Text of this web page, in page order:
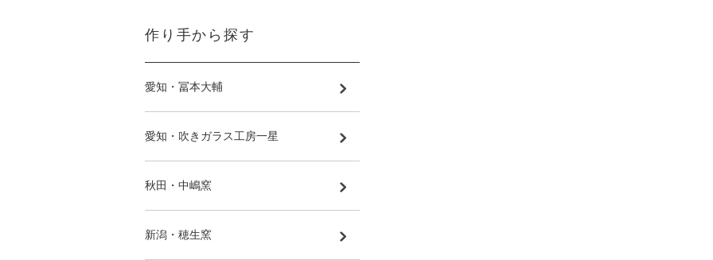
作り手から探す
愛知・冨本大輔
愛知・吹きガラス工房一星
秋田・中嶋窯
新潟・穂生窯